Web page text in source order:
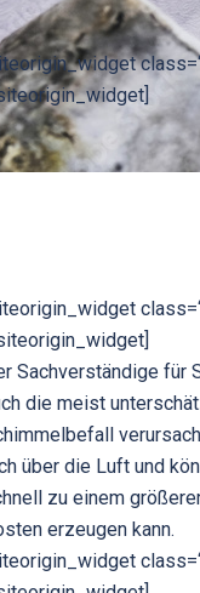
Sachverständige für
die meist
über die Luft und
zu einem
erzeugen kann.